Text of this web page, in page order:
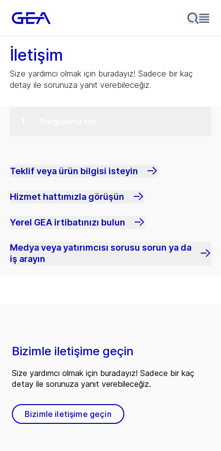
İletişim
Size yardımcı olmak için buradayız! Sadece bir kaç
detay ile sorunuza yanıt verebileceğiz.
Teklif veya ürün bilgisi isteyin
Hizmet hattımızla görüşün
Yerel GEA irtibatınızı bulun
Medya veya yatırımcısı sorusu sorun ya da
iş arayın
Bizimle iletişime geçin
Size yardımcı olmak için buradayız! Sadece bir kaç
detay ile sorunuza yanıt verebileceğiz.
Bizimle iletişime geçin